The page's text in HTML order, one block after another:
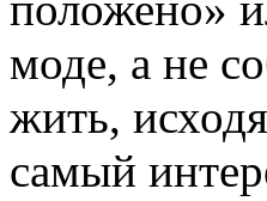
моде, а не
жить,
самый